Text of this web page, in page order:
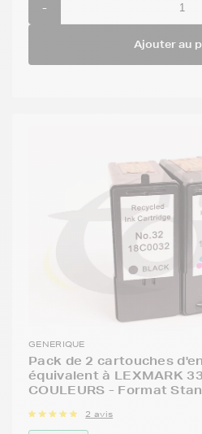
-
Ajouter au
GENERIQUE
Pack de 2 cartouches
équivalent à LEXMARK
COULEURS - Format
2 avis